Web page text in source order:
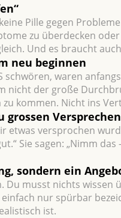
Pille gegen
zu überdecken
Und es braucht
neu begin­nen
schwören, waren
nicht der große
kommen. Nicht ins
Verspre­chen
versprochen
Sie sagen: „Nimm
sondern ein
Du musst nichts
nur spürbar
ist.